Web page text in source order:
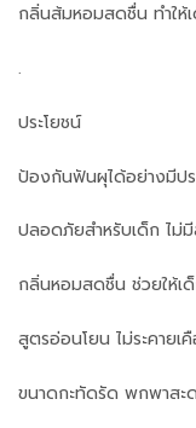
กลิ่นส้มหอมสดชื่น ทำให้
.
ประโยชน์
ป้องกันฟันผุได้อย่างมีป
ปลอดภัยสำหรับเด็ก ไม่มี
กลิ่นหอมสดชื่น ช่วยให้เ
สูตรอ่อนโยน ไม่ระคายเ
ขนาดกะทัดรัด พกพาสะด